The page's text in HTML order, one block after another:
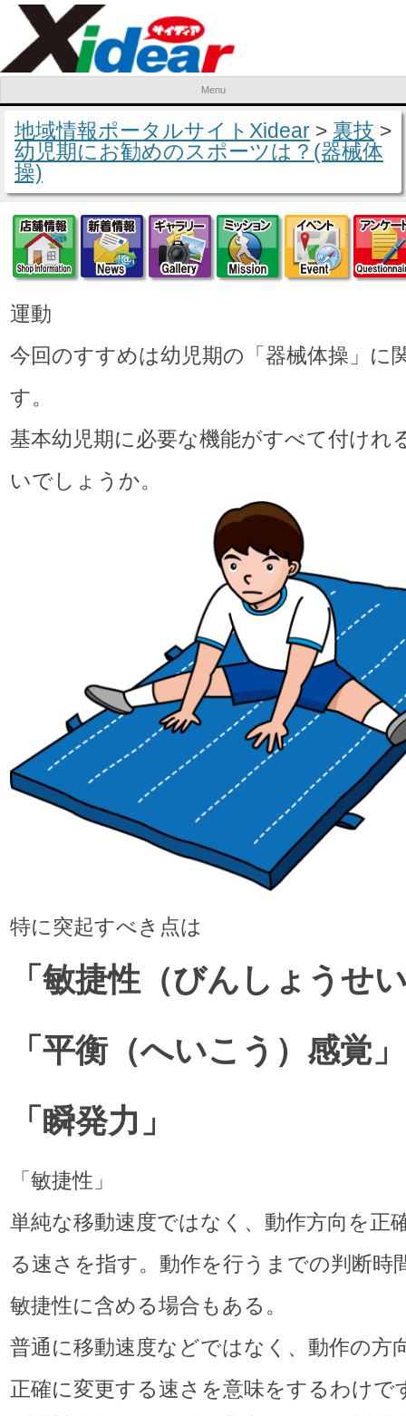
Menu
Skip to content
地域情報ポータルサイトXidear > 裏技 >
幼児期にお勧めのスポーツは？(器械体
操)
店舗情報新着情報ギャラリーミッション
イベ
運動
今回のすすめは幼児期の「器械体操」に
す。
基本幼児期に必要な機能がすべて付けれ
いでしょうか。
特に突起すべき点は
「敏捷性（びんしょうせ
「平衡（へいこう）感覚」
「瞬発力」
「敏捷性」
単純な移動速度ではなく、動作方向を正
る速さを指す。動作を行うまでの判断時
敏捷性に含める場合もある。
普通に移動速度などではなく、動作の方
正確に変更する速さを意味をするわけで